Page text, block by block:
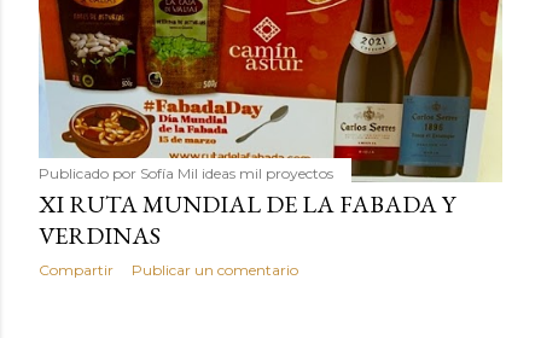
Publicado por Sofía Mil ideas mil proyectos
XI RUTA MUNDIAL DE LA FABADA Y
VERDINAS
Compartir Publicar un comentario